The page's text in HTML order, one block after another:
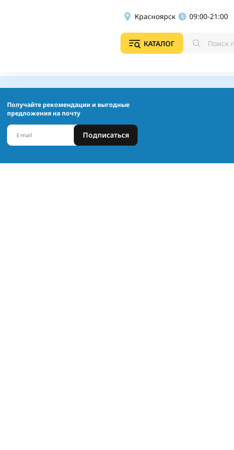
Красноярск 09:00-21:00
КАТАЛОГ
Получайте рекомендации и выгодные
предложения на почту
Подписаться